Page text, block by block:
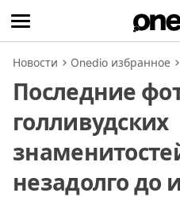
Новости Onedio избранное
Последние
голливудских
незадолго до